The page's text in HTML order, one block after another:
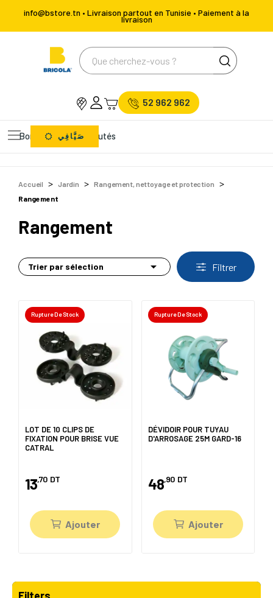
info@bstore.tn • Livraison partout en Tunisie • Paiement à la
livraison
52 962 962
Bons Plans Nouveautés
صَيَّافِي
Accueil Jardin
Rangement, nettoyage et protection
Rangement
Rangement
Trier par sélection  Filtrer
Rupture De Stock
LOT DE 10 CLIPS DE
FIXATION POUR BRISE VUE
CATRAL
13,70 DT
Ajouter
Rupture De Stock
DÉVIDOIR POUR TUYAU
D'ARROSAGE 25M GARD-16
48,90 DT
Ajouter